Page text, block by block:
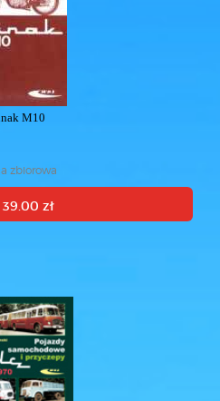
M10
zbiorowa
39.00 zł